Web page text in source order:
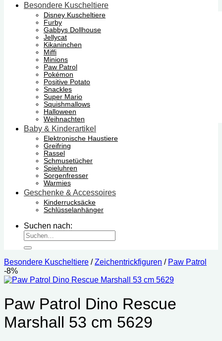
Besondere Kuscheltiere
Disney Kuscheltiere
Furby
Gabbys Dollhouse
Jellycat
Kikaninchen
Miffi
Minions
Paw Patrol
Pokémon
Positive Potato
Snackles
Super Mario
Squishmallows
Halloween
Weihnachten
Baby & Kinderartikel
Elektronische Haustiere
Greifring
Rassel
Schmusetücher
Spieluhren
Sorgenfresser
Warmies
Geschenke & Accessoires
Kinderrucksäcke
Schlüsselanhänger
Suchen nach:
Besondere Kuscheltiere / Zeichentrickfiguren / Paw Patrol
-8%
Paw Patrol Dino Rescue
Marshall 53 cm 5629